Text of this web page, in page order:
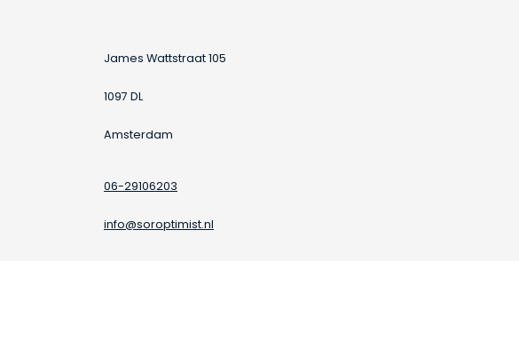
James Wattstraat 105
1097 DL
Amsterdam
06-29106203
info@soroptimist.nl